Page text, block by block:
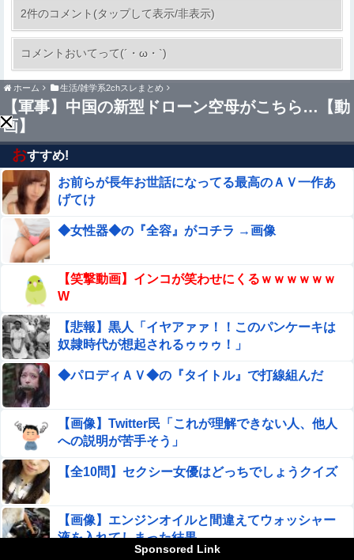
の？」←この返しに嫁がキレた
【画像】 オタサーの姫、大集合させたったｗｗ
ｗｗｗｗｗｗｗｗ
【刃牙らへん】68話感想 勇次郎に二丁拳銃で挑む挑戦者
が現れる！
【速報】最新の小川彩、二重顎がエグい
【画像】 この「着圧レギンス」の広告漫画がエ●チすぎる
と話題に
【画像】 こういう『横乳』が見える服装ｗｗｗｗｗｗｗｗ
ｗｗｗｗ
栗原もみじ、ヌード写真集がエロい！ミスアサ芸2026
審査員特別賞の乳首、最高！！
トランプ「イランが核兵器を作れば、イタリアを2分で消
滅させる」メローニ「核を持っている国で実際に使ったア
ホはアメリカだけｗ」
【閲覧注意】フットサルの試合中に顔面が2つに割れて死
亡した選手の動画、凄すぎる
【動画】メガネデブ、めちゃスムーズに無銭飲食してしま
うｗｗｗｗ
市場総崩れで資金源を失った中国が焦りまくった結果、全
世界の中国系組織が連鎖破綻する可能性が……
【画像】 山之内すず、お●ぱいが聳え立つｗｗｗｗｗｗｗ
ｗ
2件のコメント(タップして表示/非表示)
コメントおいてって(´・ω・`)
ホーム 生活/雑学系2chスレまとめ
【軍事】中国の新型ドローン空母がこちら…【動
画】
おすすめ!
お前らが長年お世話になってる最高のＡＶ一作あ
げてけ
◆女性器◆の『全容』がコチラ →画像
【笑撃動画】インコが笑わせにくるｗｗｗｗｗｗ
W
【悲報】黒人「イヤアァァ！！このパンケーキは
奴隷時代が想起されるゥゥゥ！」
◆パロディＡＶ◆の『タイトル』で打線組んだ
【画像】Twitter民「これが理解できない人、他人
への説明が苦手そう」
【全10問】セクシー女優はどっちでしょうクイズ
【画像】エンジンオイルと間違えてウォッシャー
液を入れてしまった結果 →
Sponsored Link